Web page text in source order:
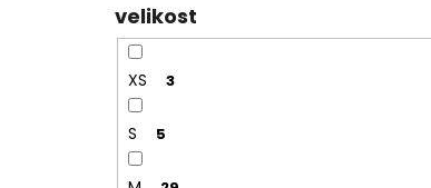
velikost
XS 3
S 5